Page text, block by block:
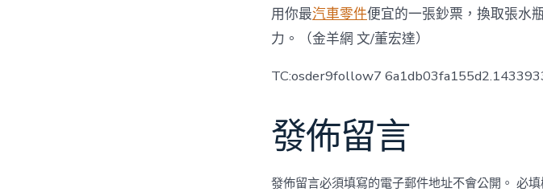
用你最汽車零件便宜的一張鈔票，換取張水
力。（金羊網 文/董宏達）
TC:osder9follow7
發佈留言
發佈留言必須填寫的電子郵件地址不會公開。 必